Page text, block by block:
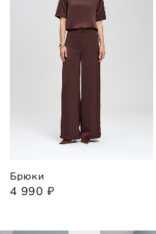
Брюки
4 990 ₽